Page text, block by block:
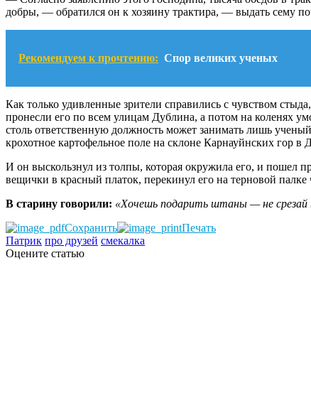
добры, — обратился он к хозяину трактира, — выдать сему
Рекомендуем к прочтению: Спор великих ученых
Как только удивленные зрители справились с чувством
пронесли его по всем улицам Дублина, а потом на коленях
столь ответственную должность может занимать лишь
крохотное картофельное поле на склоне Карнауйнских гор в
И он выскользнул из толпы, которая окружила его, и пошел
вещички в красный платок, перекинул его на терновой палке
В старину говорили: «Хочешь подарить штаны — не срезай
Сохранить
Печать
Патрик про друзей смекалка
Оцените статью